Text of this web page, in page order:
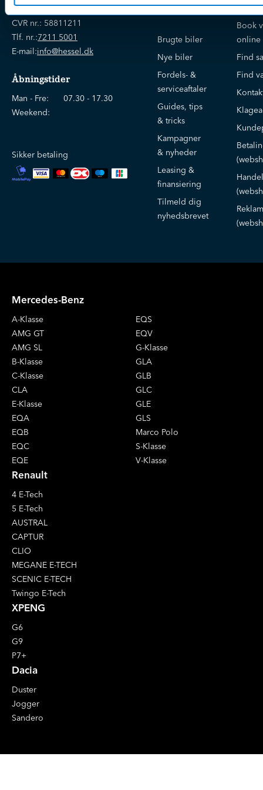
Jyllandsvej 4, 7330 Brande
CVR nr.: 58811211
Tlf. nr.:7211 5001
E-mail:info@hessel.dk
Åbningstider
Man - Fre:
07.30 - 17.30
Weekend:
Sikker betaling
klogere på
Brugte biler
Nye biler
Fordels- &
serviceaftaler
Guides, tips
& tricks
Kampagner
& nyheder
Leasing &
finansiering
Tilmeld dig
nyhedsbrevet
Book
online
Find
Find
Mercedes-Benz
A-Klasse
AMG GT
AMG SL
B-Klasse
C-Klasse
CLA
E-Klasse
EQA
EQB
EQC
EQE
EQS
EQV
G-Klasse
GLA
GLB
GLC
GLE
GLS
Marco Polo
S-Klasse
V-Klasse
Renault
4 E-Tech
5 E-Tech
AUSTRAL
CAPTUR
CLIO
MEGANE E-TECH
SCENIC E-TECH
Twingo E-Tech
XPENG
G6
G9
P7+
Dacia
Duster
Jogger
Sandero